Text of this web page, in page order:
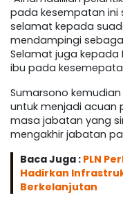
pada kesempatan ini
selamat kepada
mendampingi sebagai
Selamat juga kepada
ibu pada
Sumarsono
untuk menjadi acuan
masa jabatan yang
mengakhir jabatan
Baca Juga : PLN
Hadirkan
Berkelanjutan